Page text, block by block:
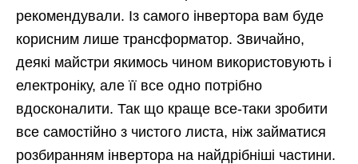
рекомендували. Із самого інвертора вам буде
корисним лише трансформатор. Звичайно,
деякі майстри якимось чином використовують і
електроніку, але її все одно потрібно
вдосконалити. Так що краще все-таки зробити
все самостійно з чистого листа, ніж займатися
розбиранням інвертора на найдрібніші частини.